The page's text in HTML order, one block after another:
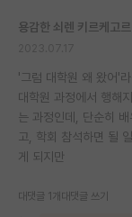
용감한 쇠렌 키르케고르
'그럼 대학원 왜 왔어'라
대학원 과정에서 행해
는 과정인데, 단순히
고, 학회 참석하면 될
게 되지만
대댓글 1개 대댓글 쓰기